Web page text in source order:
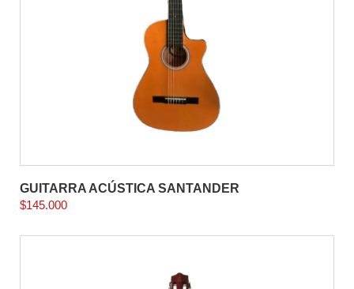
GUITARRA ACÚSTICA SANTANDER
$145.000